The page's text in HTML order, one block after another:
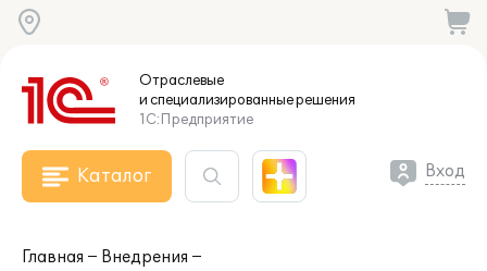
Отраслевые
и специализированныерешения
1С:Предприятие
Каталог Вход
Главная
Внедрения